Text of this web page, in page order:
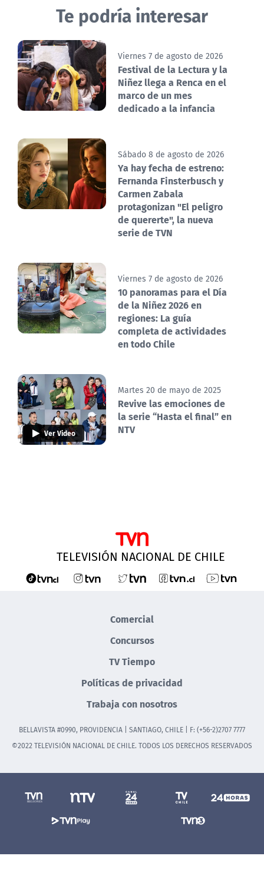
Te podría interesar
Viernes 7 de agosto de 2026
Festival de la Lectura y la
Niñez llega a Renca en el
marco de un mes
dedicado a la infancia
Sábado 8 de agosto de 2026
Ya hay fecha de estreno:
Fernanda Finsterbusch y
Carmen Zabala
protagonizan "El peligro
de quererte", la nueva
serie de TVN
Viernes 7 de agosto de 2026
10 panoramas para el Día
de la Niñez 2026 en
regiones: La guía
completa de actividades
en todo Chile
Ver Video
Martes 20 de mayo de 2025
Revive las emociones de
la serie “Hasta el final” en
NTV
TELEVISIÓN NACIONAL DE CHILE
Comercial
Concursos
TV Tiempo
Políticas de privacidad
Trabaja con nosotros
BELLAVISTA #0990, PROVIDENCIA | SANTIAGO, CHILE | F: (+56-2)2707 7777
©2022 TELEVISIÓN NACIONAL DE CHILE. TODOS LOS DERECHOS RESERVADOS